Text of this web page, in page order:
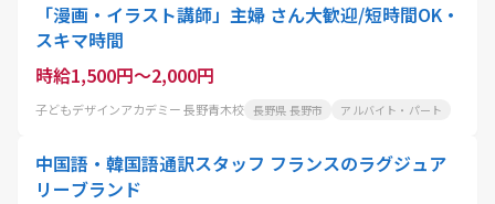
「漫画・イラスト講師」主婦 さん大歓迎/短時間OK・
スキマ時間
時給1,500円～2,000円
子どもデザインアカデミー 長野青木校 長野県 長野市 アルバイト・パート
中国語・韓国語通訳スタッフ フランスのラグジュア
リーブランド